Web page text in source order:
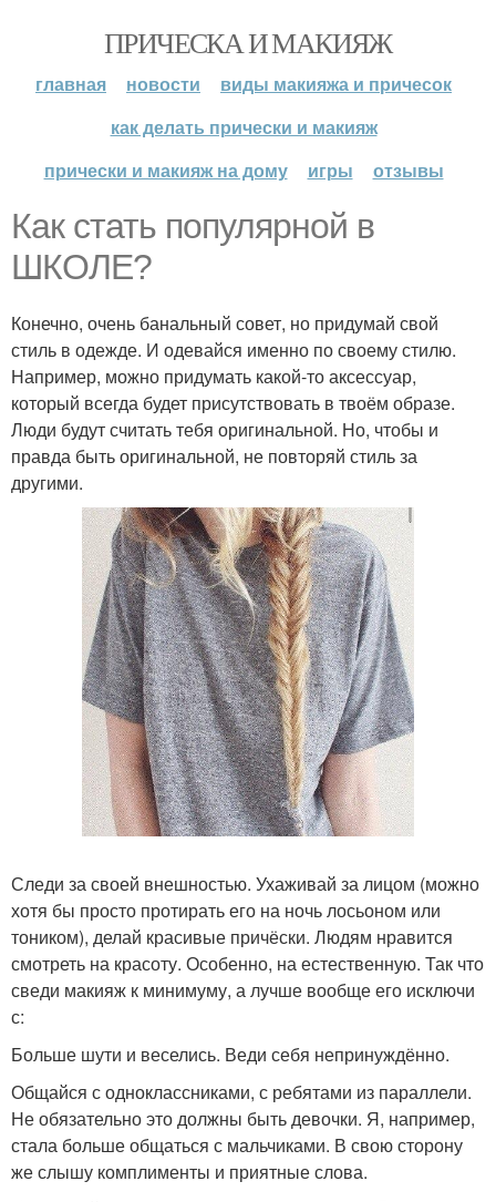
ПРИЧЕСКА И МАКИЯЖ
главная новости
виды макияжа и причесок
как делать прически и макияж
прически и макияж на дому
игры отзывы
Как стать популярной в
ШКОЛЕ?
Конечно, очень банальный совет, но придумай свой
стиль в одежде. И одевайся именно по своему стилю.
Например, можно придумать какой-то аксессуар,
который всегда будет присутствовать в твоём образе.
Люди будут считать тебя оригинальной. Но, чтобы и
правда быть оригинальной, не повторяй стиль за
другими.
Следи за своей внешностью. Ухаживай за лицом (можно
хотя бы просто протирать его на ночь лосьоном или
тоником), делай красивые причёски. Людям нравится
смотреть на красоту. Особенно, на естественную. Так что
сведи макияж к минимуму, а лучше вообще его исключи
с:
Больше шути и веселись. Веди себя непринуждённо.
Общайся с одноклассниками, с ребятами из параллели.
Не обязательно это должны быть девочки. Я, например,
стала больше общаться с мальчиками. В свою сторону
же слышу комплименты и приятные слова.